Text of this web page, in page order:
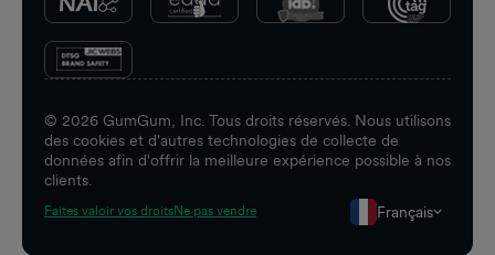
© 2026 GumGum, Inc. Tous droits réservés. Nous utilisons
des cookies et d'autres technologies de collecte de
données afin d'offrir la meilleure expérience possible à nos
clients.
Faites valoir vos droitsNe pas vendre Français